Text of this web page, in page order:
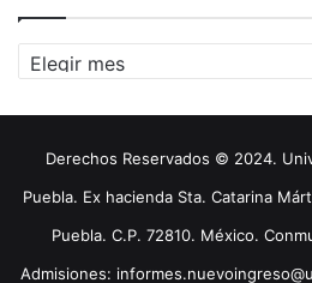
Archivos
Derechos Reservados © 2024.
Puebla. Ex hacienda Sta. Catarina
Puebla. C.P. 72810. México.
Admisiones: